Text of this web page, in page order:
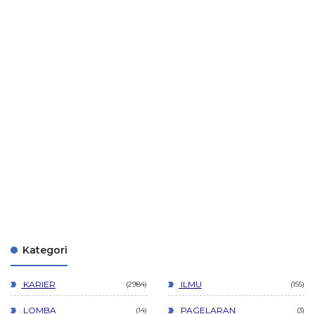
Kategori
KARIER 2984 ILMU 155
LOMBA 14 PAGELARAN 3